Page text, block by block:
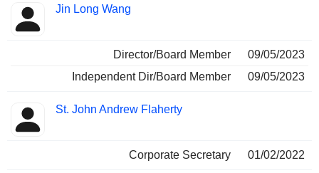
Jin Long Wang
Director/Board Member
09/05/2023
Independent Dir/Board Member
09/05/2023
St. John Andrew Flaherty
Corporate Secretary 01/02/2022